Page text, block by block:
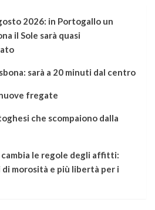
2026: in Portogallo un
il Sole sarà quasi
sarà a 20 minuti dal centro
fregate
che scompaiono dalla
le regole degli affitti:
morosità e più libertà per i